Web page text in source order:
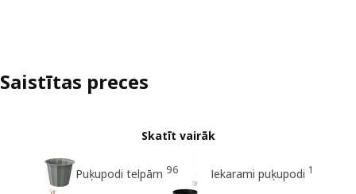
Saistītas preces
Skatīt vairāk
Puķupodi telpām 96 Iekarami puķupodi 1